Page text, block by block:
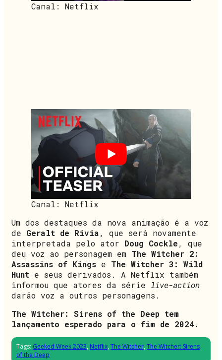
Canal: Netflix
Canal: Netflix
Um dos destaques da nova animação é a voz
de Geralt de Rivia, que será novamente
interpretada pelo ator Doug Cockle, que
deu voz ao personagem em The Witcher 2:
Assassins of Kings e The Witcher 3: Wild
Hunt e seus derivados. A Netflix também
informou que atores da série live-action
darão voz a outros personagens.
The Witcher: Sirens of the Deep tem
lançamento esperado para o fim de 2024.
Tags: Geeked Week 2023, Netflix, The Witcher, The Witcher: Sirens
of the Deep